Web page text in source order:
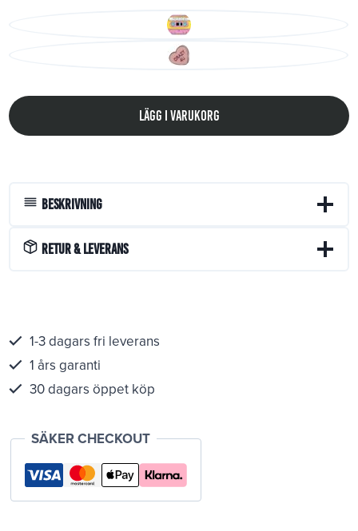
Lägg i varukorg
Beskrivning
Retur & Leverans
1-3 dagars fri leverans
1 års garanti
30 dagars öppet köp
SÄKER CHECKOUT